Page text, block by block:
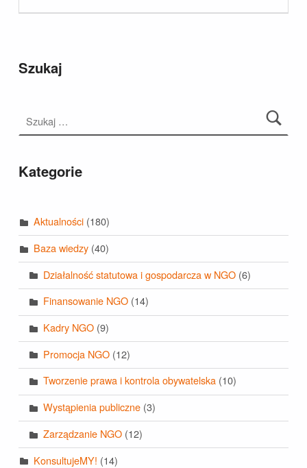
Szukaj
Kategorie
Aktualności(180)
Baza wiedzy(40)
Działalność statutowa i gospodarcza w NGO (6)
Finansowanie NGO (14)
Kadry NGO (9)
Promocja NGO (12)
Tworzenie prawa i kontrola obywatelska (10)
Wystąpienia publiczne (3)
Zarządzanie NGO (12)
KonsultujeMY! (14)